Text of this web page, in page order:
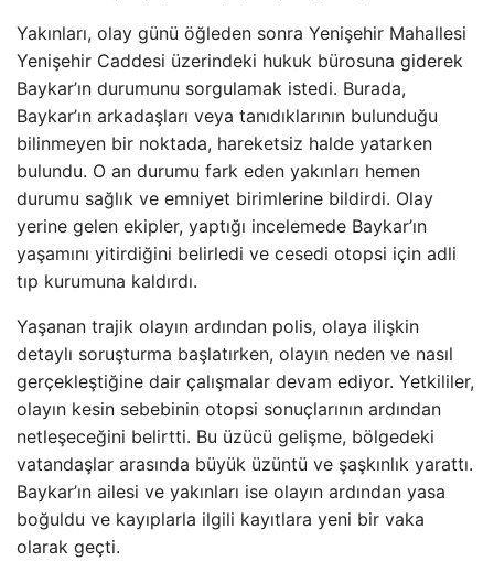
Yakınları, olay günü öğleden sonra Yenişehir Mahallesi
Yenişehir Caddesi üzerindeki hukuk bürosuna giderek
Baykar’ın durumunu sorgulamak istedi. Burada,
Baykar’ın arkadaşları veya tanıdıklarının bulunduğu
bilinmeyen bir noktada, hareketsiz halde yatarken
bulundu. O an durumu fark eden yakınları hemen
durumu sağlık ve emniyet birimlerine bildirdi. Olay
yerine gelen ekipler, yaptığı incelemede Baykar’ın
yaşamını yitirdiğini belirledi ve cesedi otopsi için adli
tıp kurumuna kaldırdı.
Yaşanan trajik olayın ardından polis, olaya ilişkin
detaylı soruşturma başlatırken, olayın neden ve nasıl
gerçekleştiğine dair çalışmalar devam ediyor. Yetkililer,
olayın kesin sebebinin otopsi sonuçlarının ardından
netleşeceğini belirtti. Bu üzücü gelişme, bölgedeki
vatandaşlar arasında büyük üzüntü ve şaşkınlık yarattı.
Baykar’ın ailesi ve yakınları ise olayın ardından yasa
boğuldu ve kayıplarla ilgili kayıtlara yeni bir vaka
olarak geçti.